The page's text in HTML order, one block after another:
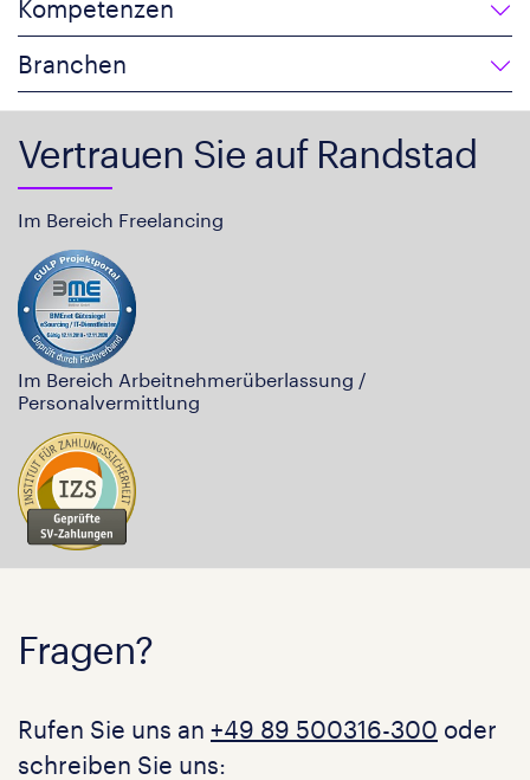
Kompetenzen
Branchen
Vertrauen Sie auf Randstad
Im Bereich Freelancing
Im Bereich Arbeitnehmerüberlassung /
Personalvermittlung
Fragen?
Rufen Sie uns an +49 89 500316-300 oder
schreiben Sie uns: